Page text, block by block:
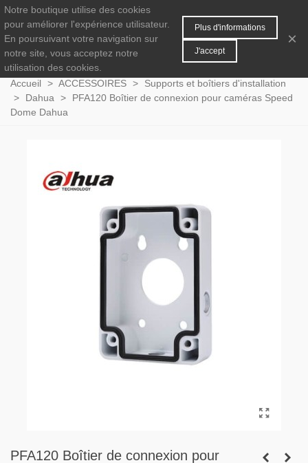
0 MENU
Accueil > ACCESSOIRES >
Supports et boîtiers d'installation
>
Dahua >
PFA120 Boîtier de connexion pour caméras Speed
Dome Dahua
PFA120 Boîtier de connexion pour
Notre boutique utilise des cookies
pour améliorer l'expérience utilisateur.
En poursuivant votre navigation sur
notre site, vous acceptez notre
utilisation des cookies.
Plus d'informations
J'accept
×